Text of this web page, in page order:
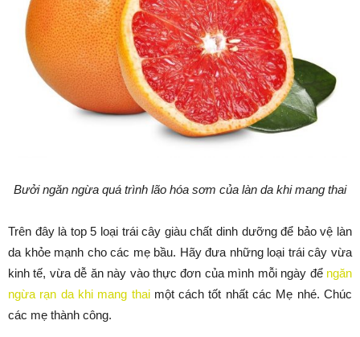
Bưởi ngăn ngừa quá trình lão hóa sơm của làn da khi mang thai
Trên đây là top 5 loại trái cây giàu chất dinh dưỡng để bảo vệ làn
da khỏe mạnh cho các mẹ bầu. Hãy đưa những loại trái cây vừa
kinh tế, vừa dễ ăn này vào thực đơn của mình mỗi ngày để ngăn
ngừa rạn da khi mang thaimột cách tốt nhất các Mẹ nhé. Chúc
các mẹ thành công.